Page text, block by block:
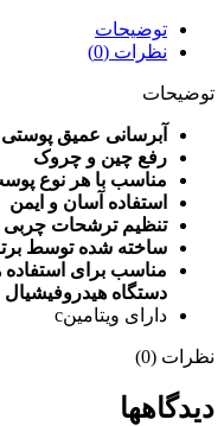
توضیحات
نظرات (0)
توضیحات
آبرسانی عمیق پوستی
رفع چین و چروک
مناسب با هر نوع
استفاده آسان و ایمن
تنظیم ترشحات
ساخته شده توسط
مناسب برای استفاده
دستگاه
دارای ویتامینc
نظرات (0)
دیدگاهها